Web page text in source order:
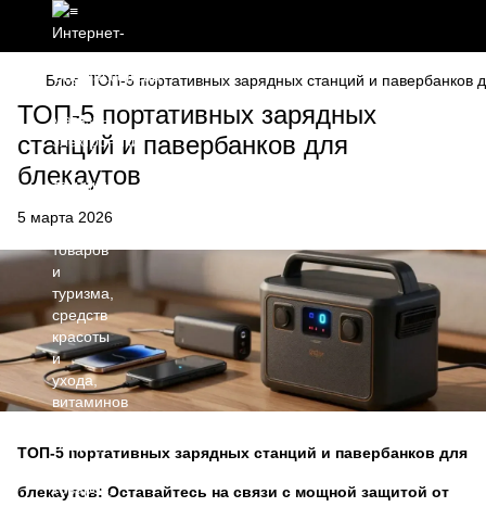
Блог ТОП-5 портативных зарядных станций и павербанков
ТОП-5 портативных зарядных
станций и павербанков для
блекаутов
5 марта 2026
ТОП-5 портативных зарядных станций и павербанков для
блекаутов: Оставайтесь на связи с мощной защитой от